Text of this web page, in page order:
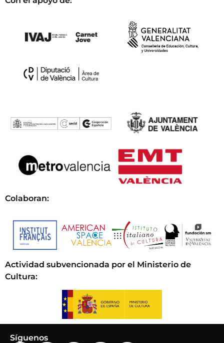
Colaboran:
Actividad subvencionada por el Ministerio de
Cultura:
Síguenos